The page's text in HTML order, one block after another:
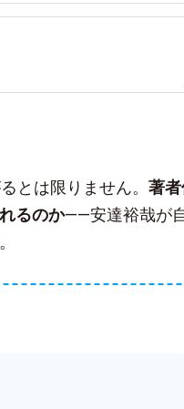
とは限りません。 著
るのか——安達裕哉が